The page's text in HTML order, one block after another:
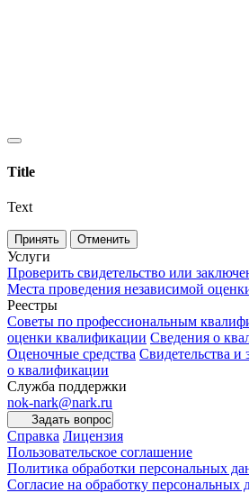
Title
Text
Принять Отменить
Услуги
Проверить свидетельство или
Места проведения независимой
Реестры
Советы по профессиональным
оценки квалификации Сведения о
Оценочные средства Свидетельства и
о квалификации
Служба поддержки
nok-nark@nark.ru
Задать вопрос
Справка Лицензия
Пользовательское соглашение
Политика обработки персональных
Согласие на обработку персональных